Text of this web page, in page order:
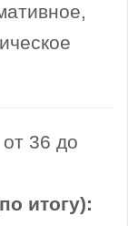
от 36 до
итогу):